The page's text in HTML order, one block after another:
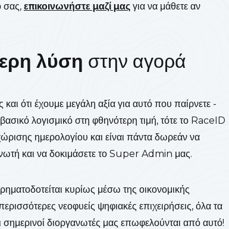
σας, επικοινωνήστε μαζί μας για να μάθετε αν
λύση στην αγορά
και ότι έχουμε μεγάλη αξία για αυτό που παίρνετε -
λογισμικό στη φθηνότερη τιμή, τότε το RaceID
ημερολογίου και είναι πάντα δωρεάν να
και να δοκιμάσετε το Super Admin μας.
κυρίως μέσω της οικονομικής
νεοφυείς ψηφιακές επιχειρήσεις, όλα τα
διοργανωτές μας επωφελούνται από αυτό!